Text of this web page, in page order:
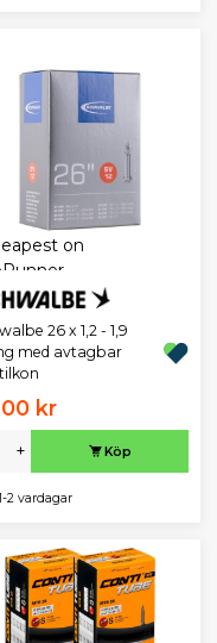
26 x 1,2 - 1,9
med avtagbar
kr
+ Köp
2 vardagar